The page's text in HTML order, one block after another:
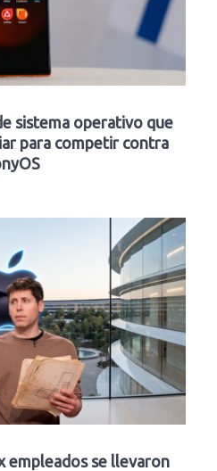
sistema operativo que
para competir contra
empleados se llevaron